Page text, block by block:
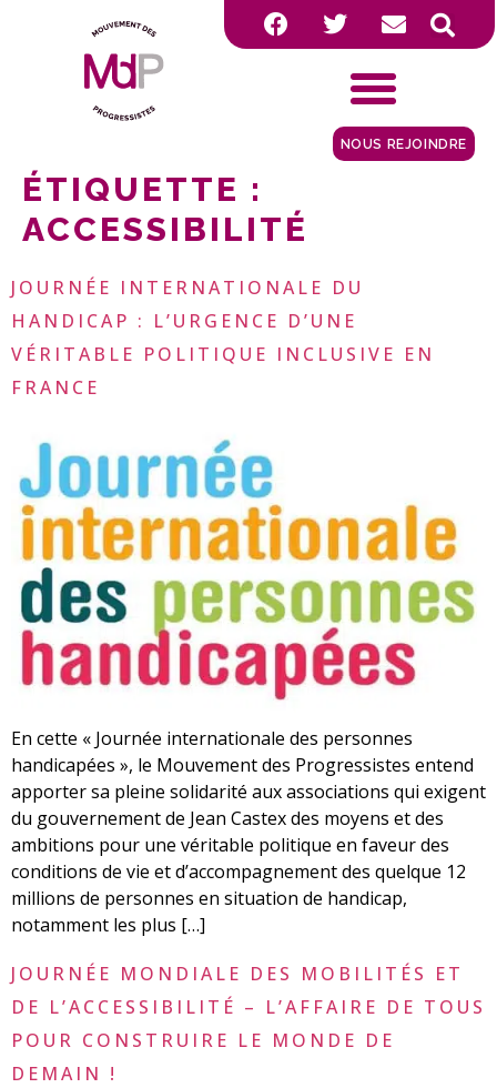
NOUS REJOINDRE
ÉTIQUETTE :
ACCESSIBILITÉ
JOURNÉE INTERNATIONALE DU
HANDICAP : L’URGENCE D’UNE
VÉRITABLE POLITIQUE INCLUSIVE EN
FRANCE
En cette « Journée internationale des personnes
handicapées », le Mouvement des Progressistes entend
apporter sa pleine solidarité aux associations qui exigent
du gouvernement de Jean Castex des moyens et des
ambitions pour une véritable politique en faveur des
conditions de vie et d’accompagnement des quelque 12
millions de personnes en situation de handicap,
notamment les plus […]
JOURNÉE MONDIALE DES MOBILITÉS ET
DE L’ACCESSIBILITÉ – L’AFFAIRE DE TOUS
POUR CONSTRUIRE LE MONDE DE
DEMAIN !